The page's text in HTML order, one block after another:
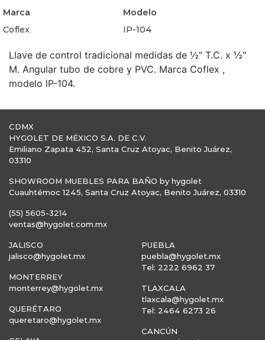
Marca
Modelo
Coflex
IP-104
Llave de control tradicional medidas de ½" T.C. x ½"
M. Angular tubo de cobre y PVC. Marca Coflex ,
modelo lP-104.
CDMX
HYGOLET DE MÉXICO S.A. DE C.V.
Emiliano Zapata 452, Santa Cruz Atoyac, Benito Juárez,
03310
SHOWROOM MUEBLES PARA BAÑO by hygolet
Cuauhtémoc 1245, Santa Cruz Atoyac, Benito Juárez, 03310
(55) 5605-3214
ventas@hygolet.com.mx
JALISCO
jalisco@hygolet.mx
MONTERREY
monterrey@hygolet.mx
QUERÉTARO
queretaro@hygolet.mx
PUEBLA
puebla@hygolet.mx
Tel: 2222 6962 37
TLAXCALA
tlaxcala@hygolet.mx
Tel: 2464 6273 26
CANCÚN